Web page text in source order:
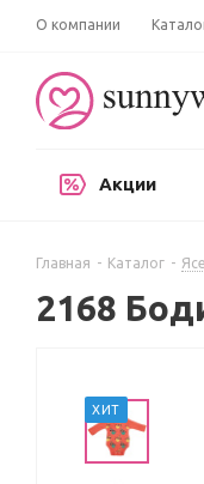
О компании
Акции
Главная - Каталог -
2168
ХИТ